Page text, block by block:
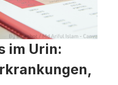
im Urin: